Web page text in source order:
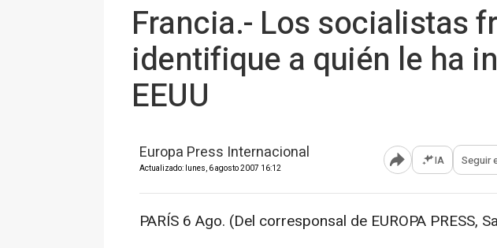
Francia.- Los socialistas
identifique a quién le ha
EEUU
Europa Press Internacional
Actualizado: lunes, 6 agosto 2007 16:12 Abrir opciones para
IA Seguir
PARÍS 6 Ago. (Del corresponsal de EUROPA PRESS,